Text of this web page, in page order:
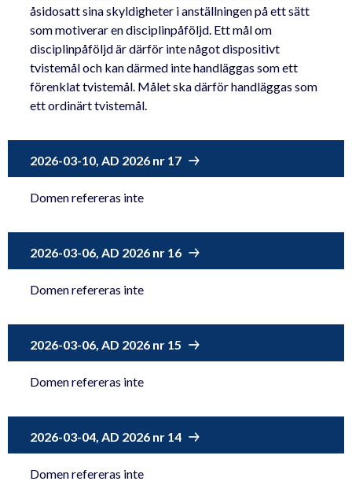
åsidosatt sina skyldigheter i anställningen på ett sätt
som motiverar en disciplinpåföljd. Ett mål om
disciplinpåföljd är därför inte något dispositivt
tvistemål och kan därmed inte handläggas som ett
förenklat tvistemål. Målet ska därför handläggas som
ett ordinärt tvistemål.
2026-03-10, AD 2026 nr 17
Domen refereras inte
2026-03-06, AD 2026 nr 16
Domen refereras inte
2026-03-06, AD 2026 nr 15
Domen refereras inte
2026-03-04, AD 2026 nr 14
Domen refereras inte